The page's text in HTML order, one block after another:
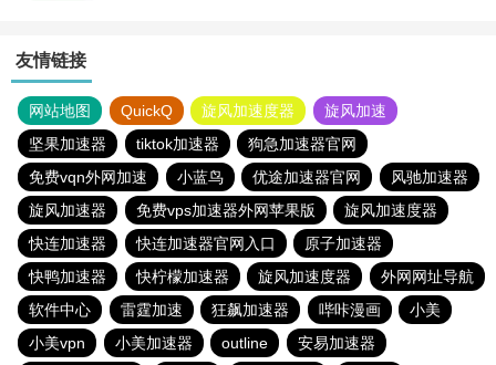
友情链接
网站地图 QuickQ 旋风加速度器
旋风加速
坚果加速器
tiktok加速器
狗急加速器官网
免费vqn外网加速
小蓝鸟 优途加速器官网
风驰加速器
旋风加速器
免费vps加速器外网苹果版
旋风加速度器
快连加速器
快连加速器官网入口
原子加速器
快鸭加速器
快柠檬加速器 旋风加速度器
外网网址导航
软件中心
雷霆加速 狂飙加速器 哔咔漫画
小美
小美vpn
小美加速器 outline
安易加速器